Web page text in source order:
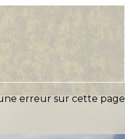
erreur sur cette page